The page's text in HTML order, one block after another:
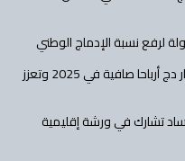
لرفع نسبة الإدماج الوطني
الشركة الجزائرية للتأمينات تحقق 1.12 مليار دج أرباحا صافية في 2025 وتعزز
تشارك في ورشة إقليمية